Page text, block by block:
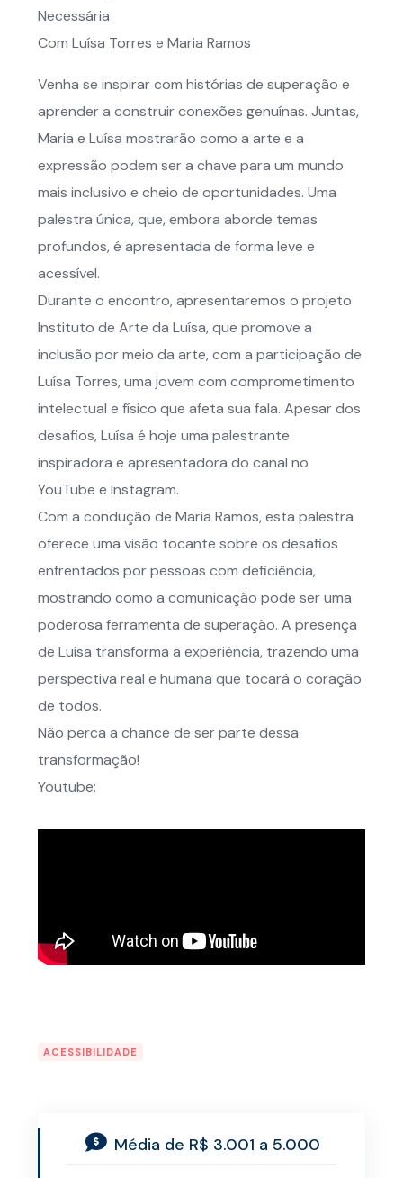
Necessária
Com Luísa Torres e Maria Ramos
Venha se inspirar com histórias de superação e
aprender a construir conexões genuínas. Juntas,
Maria e Luísa mostrarão como a arte e a
expressão podem ser a chave para um mundo
mais inclusivo e cheio de oportunidades. Uma
palestra única, que, embora aborde temas
profundos, é apresentada de forma leve e
acessível.
Durante o encontro, apresentaremos o projeto
Instituto de Arte da Luísa, que promove a
inclusão por meio da arte, com a participação de
Luísa Torres, uma jovem com comprometimento
intelectual e físico que afeta sua fala. Apesar dos
desafios, Luísa é hoje uma palestrante
inspiradora e apresentadora do canal no
YouTube e Instagram.
Com a condução de Maria Ramos, esta palestra
oferece uma visão tocante sobre os desafios
enfrentados por pessoas com deficiência,
mostrando como a comunicação pode ser uma
poderosa ferramenta de superação. A presença
de Luísa transforma a experiência, trazendo uma
perspectiva real e humana que tocará o coração
de todos.
Não perca a chance de ser parte dessa
transformação!
Youtube:
ACESSIBILIDADE
Média de R$ 3.001 a 5.000